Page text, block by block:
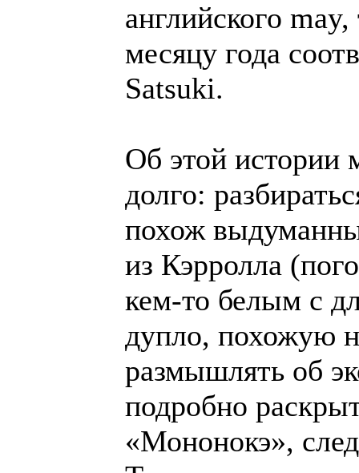
английского
месяцу года
Satsuki.
Об этой истории
долго:
похож
из Кэрролла
кем-то белым с
дупло, похожую
размышлять об
подробно
«Мононокэ»,